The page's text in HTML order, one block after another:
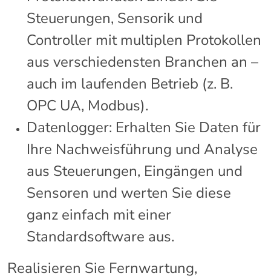
Steuerungen, Sensorik und
Controller mit multiplen Protokollen
aus verschiedensten Branchen an –
auch im laufenden Betrieb (z. B.
OPC UA, Modbus).
Datenlogger: Erhalten Sie Daten für
Ihre Nachweisführung und Analyse
aus Steuerungen, Eingängen und
Sensoren und werten Sie diese
ganz einfach mit einer
Standardsoftware aus.
Realisieren Sie Fernwartung,